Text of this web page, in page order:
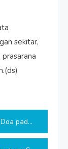
sekitar,
Pramuka Muba